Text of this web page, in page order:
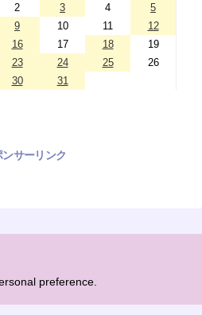
2 3 4
5
9 10 11
12
16 17 18
19
23 24 25
26
30 31
ンサーリンク
preference.